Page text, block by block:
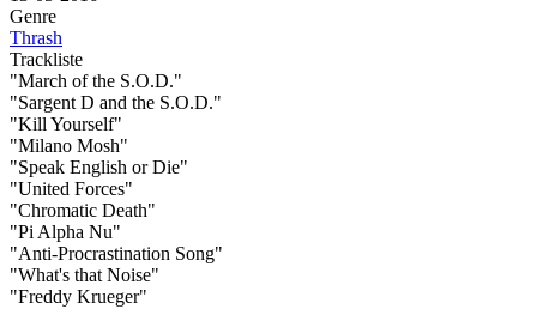
Genre
Thrash
Trackliste
"March of the S.O.D."
"Sargent D and the S.O.D."
"Kill Yourself"
"Milano Mosh"
"Speak English or Die"
"United Forces"
"Chromatic Death"
"Pi Alpha Nu"
"Anti-Procrastination Song"
"What's that Noise"
"Freddy Krueger"